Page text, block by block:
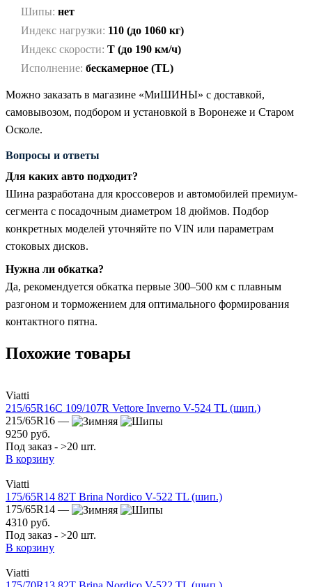
Шипы: нет
Индекс нагрузки: 110 (до 1060 кг)
Индекс скорости: T (до 190 км/ч)
Исполнение: бескамерное (TL)
Можно заказать в магазине «МиШИНЫ» с доставкой,
самовывозом, подбором и установкой в Воронеже и Старом
Осколе.
Вопросы и ответы
Для каких авто подходит?
Шина разработана для кроссоверов и автомобилей премиум-
сегмента с посадочным диаметром 18 дюймов. Подбор
конкретных моделей уточняйте по VIN или параметрам
стоковых дисков.
Нужна ли обкатка?
Да, рекомендуется обкатка первые 300–500 км с плавным
разгоном и торможением для оптимального формирования
контактного пятна.
Похожие товары
Viatti
215/65R16C 109/107R Vettore Inverno V-524 TL (шип.)
215/65R16 —
9250 руб.
Под заказ - >20 шт.
В корзину
Viatti
175/65R14 82T Brina Nordico V-522 TL (шип.)
175/65R14 —
4310 руб.
Под заказ - >20 шт.
В корзину
Viatti